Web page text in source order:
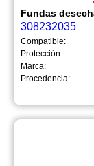
Fundas
308232035
Compatible:
Protección:
Marca:
Procedencia: